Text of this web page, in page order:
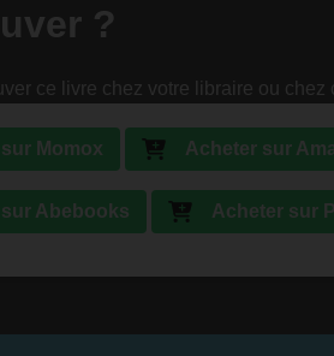
?
ce livre chez votre libraire ou chez
Momox Acheter sur
Abebooks Acheter sur